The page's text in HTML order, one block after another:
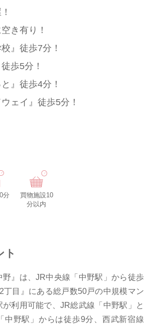
き有り！
』徒歩7分！
歩5分！
』徒歩4分！
ェイ』徒歩5分！
分
買物施設10
分以内
ト
野』は、JR中央線「中野駅」から徒歩
丁目』にある総戸数50戸の中規模マン
が利用可能で、JR総武線「中野駅」と
中野駅」からは徒歩9分、西武新宿線